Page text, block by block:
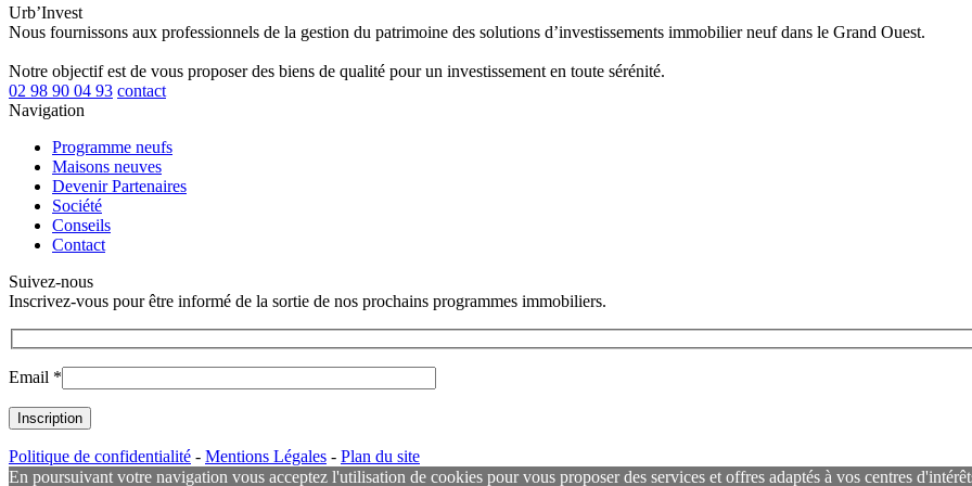
Urb’Invest
Nous fournissons aux professionnels de la gestion du patrimoine des solutions d’investissements immobilier neuf dans le Grand Ouest.
Notre objectif est de vous proposer des biens de qualité pour un investissement en toute sérénité.
02 98 90 04 93 contact
Navigation
Programme neufs
Maisons neuves
Devenir Partenaires
Société
Conseils
Contact
Suivez-nous
Inscrivez-vous pour être informé de la sortie de nos prochains programmes immobiliers.
Email *
Politique de confidentialité - Mentions Légales - Plan du site
En poursuivant votre navigation vous acceptez l'utilisation de cookies pour vous proposer des services et offres adaptés à vos centres